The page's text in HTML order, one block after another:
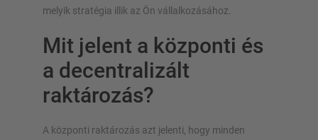
melyik stratégia illik az Ön vállalkozásához.
Mit jelent a központi és
a decentralizált
raktározás?
A központi raktározás azt jelenti, hogy minden
Mobil állványrendszerek
Állványcsarnokok
Tároló galériák